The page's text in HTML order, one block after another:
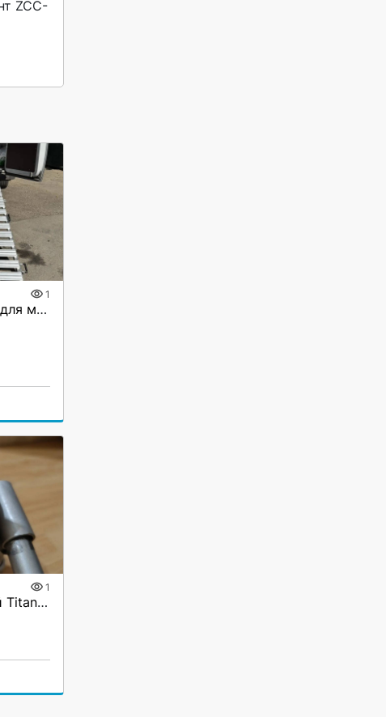
1
Трап 2-го сложения (для мото-вездеходов) не поворотный
1
Домкрат бутылочный Titan 4т (180 — 350 мм)